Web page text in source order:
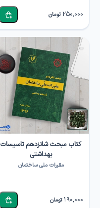
250,000 تومان
کتاب مبحث شانزدهم تاسیسات
بهداشتی
مقررات ملی ساختمان
190,000 تومان